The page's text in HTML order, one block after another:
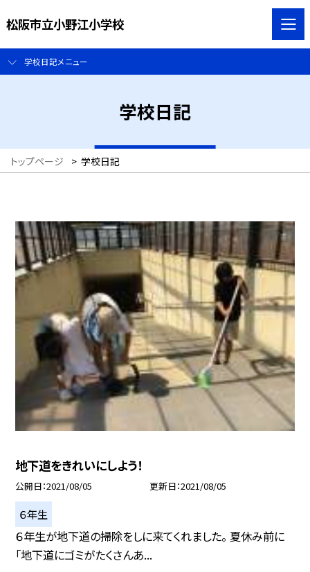
松阪市立小野江小学校
学校日記メニュー
学校日記
トップページ > 学校日記
地下道をきれいにしよう！
公開日 2021/08/05 更新日 2021/08/05
６年生
６年生が地下道の掃除をしに来てくれました。 夏休み前に
「地下道にゴミがたくさんあ...